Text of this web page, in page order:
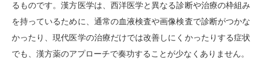
るものです。漢方医学は、西洋医学と異なる診断や治療の枠組み
を持っているために、通常の血液検査や画像検査で診断がつかな
かったり、現代医学の治療だけでは改善しにくかったりする症状
でも、漢方薬のアプローチで奏功することが少なくありません。